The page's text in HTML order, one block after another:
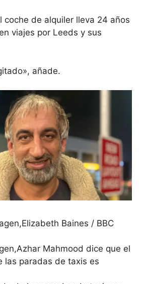
coche de alquiler lleva 24 años
viajes por Leeds y sus
añade.
Elizabeth Baines / BBC
Azhar Mahmood dice que el
las paradas de taxis es